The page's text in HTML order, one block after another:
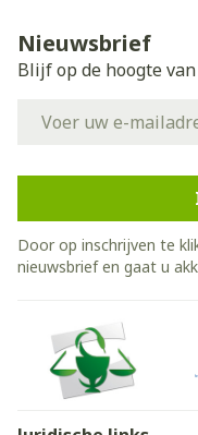
Nieuwsbrief
Blijf op de hoogte
Door op inschrijven te
nieuwsbrief en gaat u